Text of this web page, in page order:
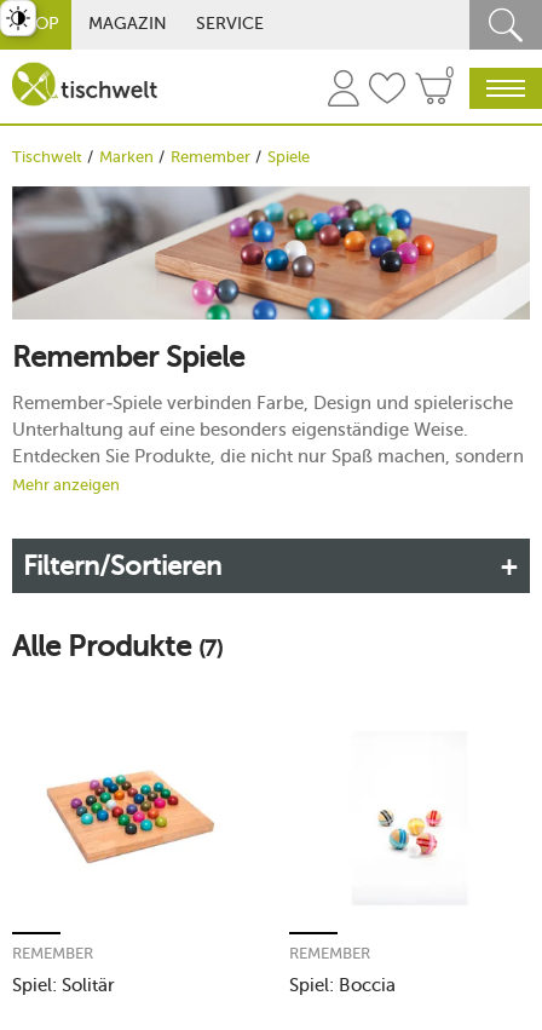
SHOP MAGAZIN SERVICE
0
Tischwelt Marken Remember Spiele
Remember Spiele
Remember-Spiele verbinden Farbe, Design und spielerische
Unterhaltung auf eine besonders eigenständige Weise.
Entdecken Sie Produkte, die nicht nur Spaß machen, sondern
auch optisch auffallen. Gerade für Familien, Freunde oder
Sie Abwechslung auf den Tisch und ergänzen Ihr Zuhause um
kreative Spielideen mit Wiedererkennungswert.
Mehr erfahren!
Mehr anzeigen
Filtern/Sortieren
Alle Produkte (7)
Spiel: Solitär
REMEMBER
Spiel: Boccia
REMEMBER
umschalten